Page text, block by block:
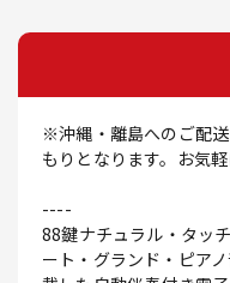
※沖縄・離島へのご配
もりとなります。お気
----
88鍵ナチュラル・タッ
ート・グランド・ピア